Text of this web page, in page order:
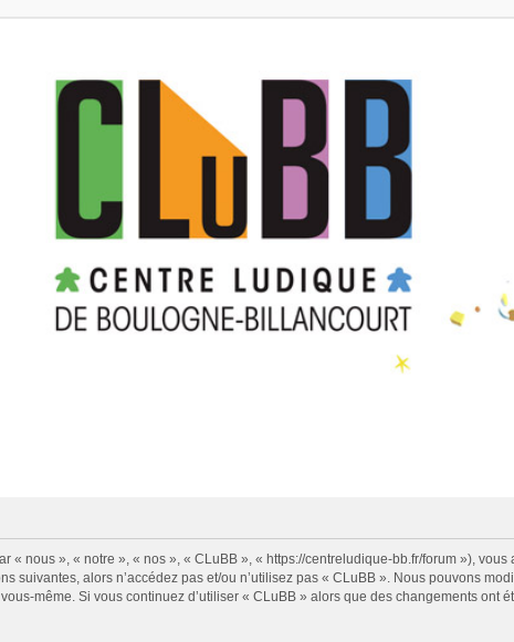
« nous », « notre », « nos », « CLuBB », « https://centreludique-bb.fr/forum »),
suivantes, alors n’accédez pas et/ou n’utilisez pas « CLuBB ». Nous pouvons
même. Si vous continuez d’utiliser « CLuBB » alors que des changements